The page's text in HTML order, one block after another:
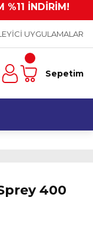
%11 İNDİRİM!
UYGULAMALAR
Sepetim
400